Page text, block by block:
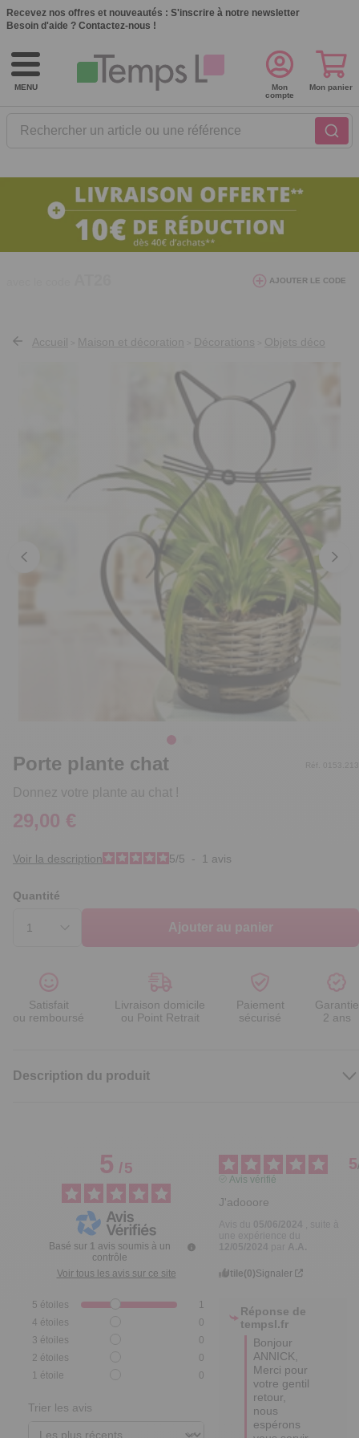
Recevez nos offres et nouveautés : S'inscrire à notre newsletter
Besoin d'aide ? Contactez-nous !
MENU
Rechercher un article ou une référence
Mon
compte
Mon panier
avec le code AT26
AJOUTER LE CODE
Accueil Maison et décoration Décorations Objets déco
Porte plante chat
Donnez votre plante au chat !
Réf. 0153.213
29,00 €
Voir la description 5/5 - 1 avis
Quantité
Ajouter au panier
Satisfait
ou remboursé
Livraison domicile
ou Point Retrait
Paiement
sécurisé
Garantie
2 ans
Description du produit
5/5
Basé sur 1 avis soumis à un
contrôle
Voir tous les avis sur ce site
5 étoiles
1
4 étoiles
0
3 étoiles
0
2 étoiles
0
1 étoile 0
Trier les avis
5
Avis vérifié
J'adooore
05/06/2024
, suite à
12/05/2024
A.A.
Utile(0)Signaler
Réponse de
tempsl.fr
Bonjour
ANNICK,
Merci pour
votre gentil
retour,
nous
espérons